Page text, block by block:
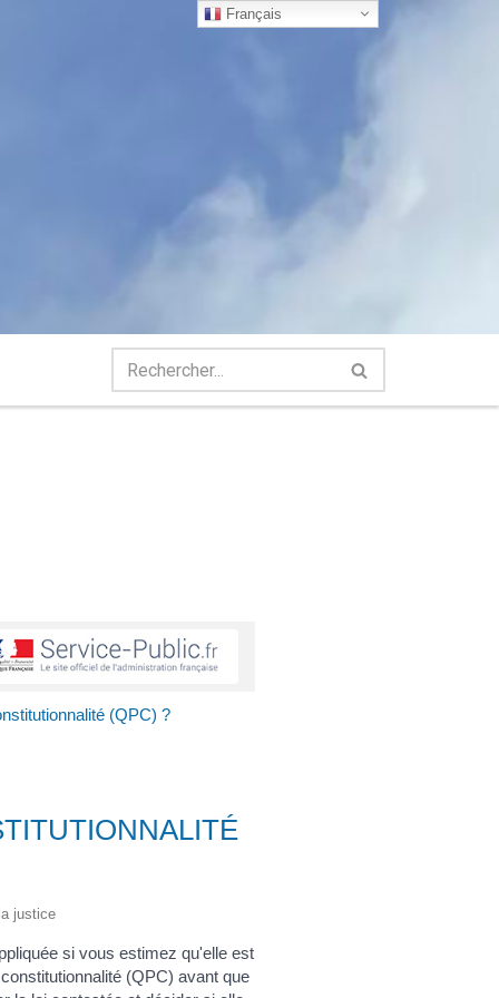
(QPC) ?
justice
si vous estimez qu'elle est
(QPC) avant que
Français